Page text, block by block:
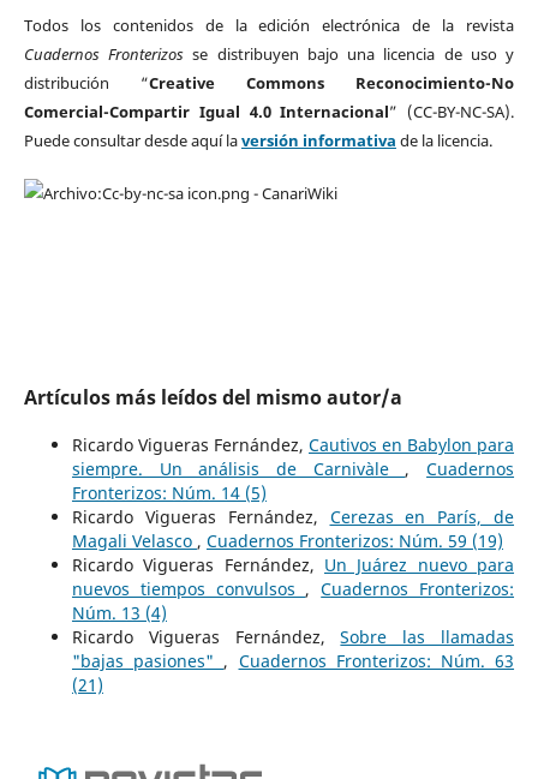
Todos los contenidos de la edición electrónica de la revista
Cuadernos Fronterizos se distribuyen bajo una licencia de uso y
distribución “Creative Commons Reconocimiento-No
Comercial-Compartir Igual 4.0 Internacional” (CC-BY-NC-SA).
Puede consultar desde aquí laversión informativa de la licencia.
Artículos más leídos del mismo autor/a
Ricardo Vigueras Fernández, Cautivos en Babylon para
siempre. Un análisis de Carnivàle ,Cuadernos
Fronterizos: Núm. 14 (5)
Ricardo Vigueras Fernández, Cerezas en París, de
Magali Velasco , Cuadernos Fronterizos: Núm. 59 (19)
Ricardo Vigueras Fernández, Un Juárez nuevo para
nuevos tiempos convulsos ,Cuadernos Fronterizos:
Núm. 13 (4)
Ricardo Vigueras Fernández,Sobre las llamadas
"bajas pasiones" , Cuadernos Fronterizos: Núm. 63
(21)